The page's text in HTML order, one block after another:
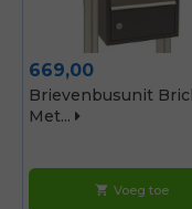
Prijs
669,00
Brievenbusunit
Met...
shopping_cart Voeg toe